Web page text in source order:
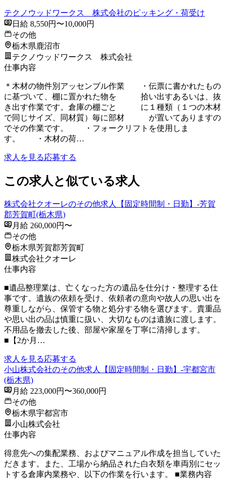
テクノウッドワークス 株式会社のピッキング・荷受け
日給 8,550円〜10,000円
その他
栃木県鹿沼市
テクノウッドワークス 株式会社
仕事内容
＊木材の物件別アッセンブル作業 ・伝票に書かれたもの
に基づいて、棚に置かれた物を 拾い出すあるいは、抜
き出す作業です。倉庫の棚ごと に１種類（１つの木材
で同じサイズ、同材質）毎に部材 が置いてありますの
でその作業です。 ・フォークリフトを使用しま
す。 ・木材の荷…
求人を見る応募する
この求人と似ている求人
株式会社クオーレのその他求人【固定時間制・日勤】-芳賀
郡芳賀町(栃木県)
月給 260,000円〜
その他
栃木県芳賀郡芳賀町
株式会社クオーレ
仕事内容
■遺品整理業は、亡くなった方の遺品を仕分け・整理する仕
事です。遺族の依頼を受け、依頼者の意向や故人の思い出を
尊重しながら、保管する物と処分する物を選びます。貴重品
や思い出の品は慎重に扱い、大切なものは遺族に渡します。
不用品を撤去した後、部屋や家屋を丁寧に清掃します。
■【2か月…
求人を見る応募する
小山株式会社のその他求人【固定時間制・日勤】-宇都宮市
(栃木県)
月給 223,000円〜360,000円
その他
栃木県宇都宮市
小山株式会社
仕事内容
得意先への集配業務、およびマニュアル作成を担当していた
だきます。また、工場から納品された白衣類を車両別にセッ
トする倉庫内業務や、以下の作業を行います。 ■業務内容